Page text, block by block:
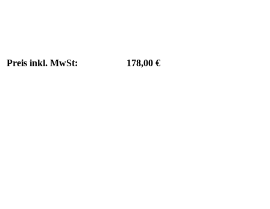
Preis inkl. MwSt: 178,00 €